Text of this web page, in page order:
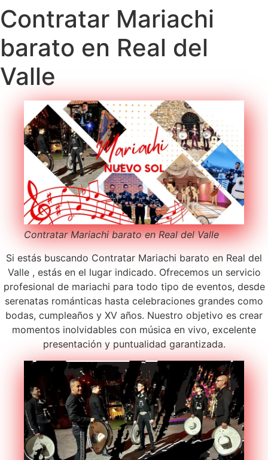
Contratar Mariachi
barato en Real del
Valle
Contratar Mariachi barato en Real del Valle
Si estás buscando Contratar Mariachi barato en Real del
Valle , estás en el lugar indicado. Ofrecemos un servicio
profesional de mariachi para todo tipo de eventos, desde
serenatas románticas hasta celebraciones grandes como
bodas, cumpleaños y XV años. Nuestro objetivo es crear
momentos inolvidables con música en vivo, excelente
presentación y puntualidad garantizada.